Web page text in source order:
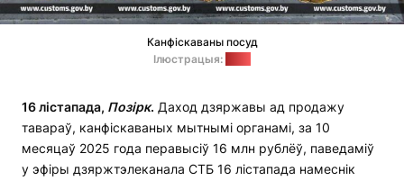
Канфіскаваны посуд
Ілюстрацыя:
16 лістапада, Позірк. Даход дзяржавы ад продажу
тавараў, канфіскаваных мытнымі органамі, за 10
месяцаў 2025 года перавысіў 16 млн рублёў, паведаміў
у эфіры дзяржтэлеканала СТБ 16 лістапада намеснік